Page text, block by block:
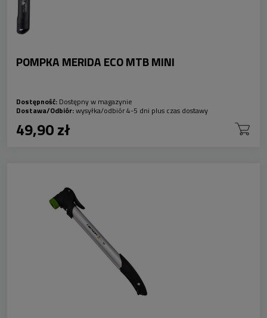
POMPKA MERIDA ECO MTB MINI
Dostępność: Dostępny w magazynie
Dostawa/Odbiór:wysyłka/odbiór 4-5 dni plus czas dostawy
49,90 zł